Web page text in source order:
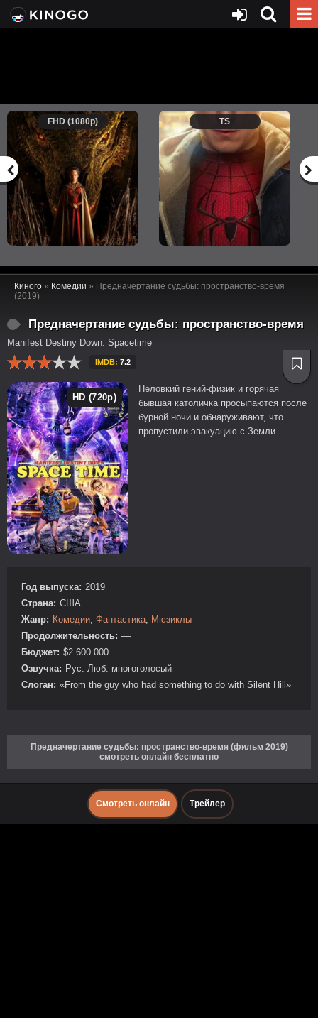
FHD (1080p) TS
Киного » Комедии » Предначертание судьбы: пространство-время
(2019)
Предначертание судьбы: пространство-время
Manifest Destiny Down: Spacetime
IMDB: 7.2
HD (720p)
Неловкий гений-физик и горячая
бывшая католичка просыпаются после
бурной ночи и обнаруживают, что
пропустили эвакуацию с Земли.
Год выпуска: 2019
Страна: США
Жанр: Комедии Фантастика
Мюзиклы
Продолжительность: —
Бюджет: $2 600 000
Озвучка: Рус. Люб. многоголосый
Слоган: «From the guy who had something to do with Silent Hill»
Предначертание судьбы: пространство-время (фильм 2019)
смотреть онлайн бесплатно
Смотреть онлайн Трейлер